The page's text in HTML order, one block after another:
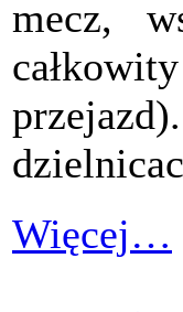
mecz,
Więcej…